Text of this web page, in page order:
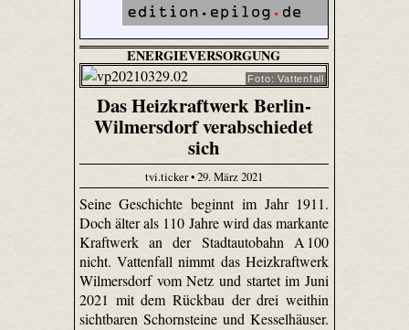
ENERGIEVERSORGUNG
Foto: Vattenfall
Das Heizkraftwerk Berlin-
Wilmersdorf verabschiedet
sich
tvi.ticker • 29. März 2021
Seine Geschichte beginnt im Jahr 1911.
Doch älter als 110 Jahre wird das markante
Kraftwerk an der Stadtautobahn A 100
nicht. Vattenfall nimmt das Heizkraftwerk
Wilmersdorf vom Netz und startet im Juni
2021 mit dem Rückbau der drei weithin
sichtbaren Schornsteine und Kesselhäuser.